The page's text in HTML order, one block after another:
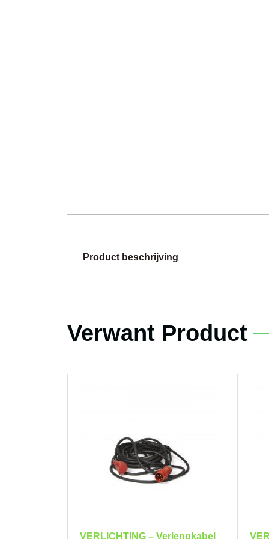
Product beschrijving
Verwant Product
VERLICHTING – Verlengkabel